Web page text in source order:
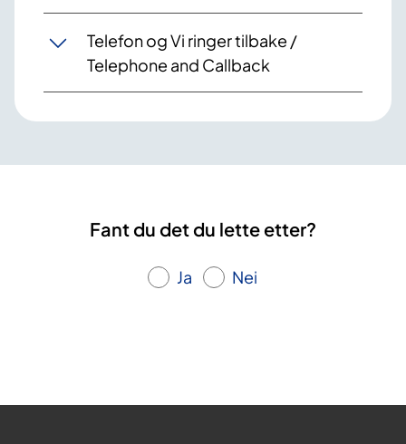
Telefon og Vi ringer tilbake /
Telephone and Callback
Fant du det du lette etter?
Ja Nei